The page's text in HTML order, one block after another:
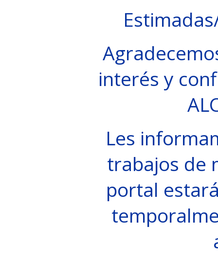
interés y
Les
trabajos de
portal